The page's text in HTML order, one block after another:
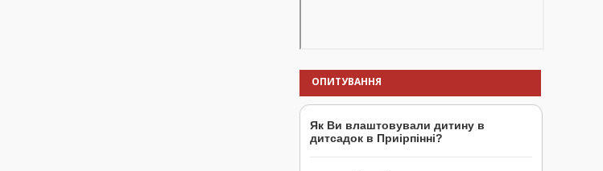
ОПИТУВАННЯ
Як Ви влаштовували дитину в
дитсадок в Приірпінні?